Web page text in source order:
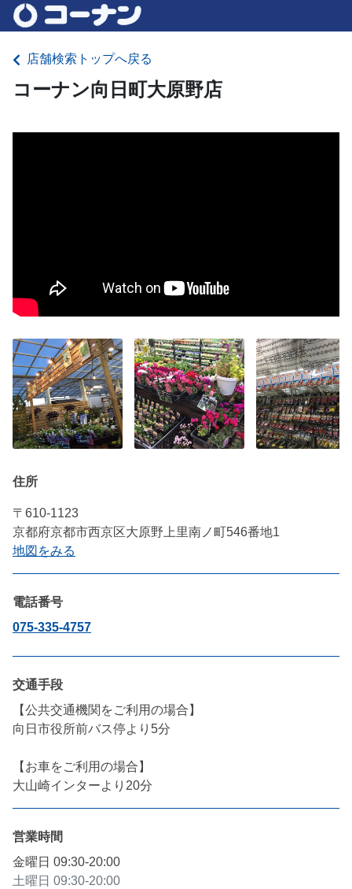
店舗検索トップへ戻る
コーナン向日町大原野店
住所
〒610-1123
京都府京都市西京区大原野上里南ノ町546番地1
地図をみる
電話番号
075-335-4757
交通手段
【公共交通機関をご利用の場合】
向日市役所前バス停より5分
【お車をご利用の場合】
大山崎インターより20分
営業時間
金曜日 09:30-20:00
土曜日 09:30-20:00